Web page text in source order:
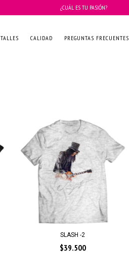
¿CUÁL ES TU PASIÓN?
TALLES CALIDAD PREGUNTAS FRECUENTES
SLASH -2
$39.500